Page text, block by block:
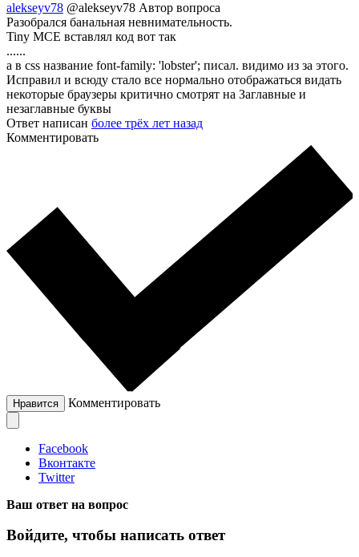
alekseyv78 @alekseyv78 Автор вопроса
Разобрался банальная невнимательность.
Tiny MCE вставлял код вот так
......
а в css название font-family: 'lobster'; писал. видимо из за этого.
Исправил и всюду стало все нормально отображаться видать
некоторые браузеры критично смотрят на Заглавные и
незаглавные буквы
Ответ написан более трёх лет назад
Комментировать
Нравится Комментировать
Facebook
Вконтакте
Twitter
Ваш ответ на вопрос
Войдите, чтобы написать ответ